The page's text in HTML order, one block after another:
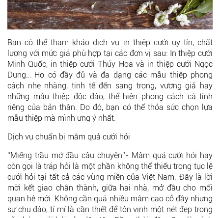
Bạn có thể tham khảo dịch vụ in thiệp cưới uy tín, chất
lượng với mức giá phù hợp tại các đơn vị sau: In thiệp cưới
Minh Quốc, in thiệp cưới Thúy Hoa và in thiệp cưới Ngọc
Dung… Họ có đầy đủ và đa dạng các mẫu thiệp phong
cách nhẹ nhàng, tinh tế đến sang trọng, vương giả hay
những mẫu thiệp độc đáo, thể hiện phong cách cá tính
riêng của bản thân. Do đó, bạn có thể thỏa sức chọn lựa
mẫu thiệp mà mình ưng ý nhất.
Dịch vụ chuẩn bị mâm quả cưới hỏi
“Miếng trầu mở đầu câu chuyện”- Mâm quả cưới hỏi hay
còn gọi là tráp hỏi là một phần không thể thiếu trong tục lệ
cưới hỏi tại tất cả các vùng miền của Việt Nam. Đây là lời
mời kết giao chân thành, giữa hai nhà, mở đầu cho mối
quan hệ mới. Không cần quá nhiều mâm cao cỗ đầy nhưng
sự chu đáo, tỉ mỉ là cần thiết để tôn vinh một nét đẹp trong